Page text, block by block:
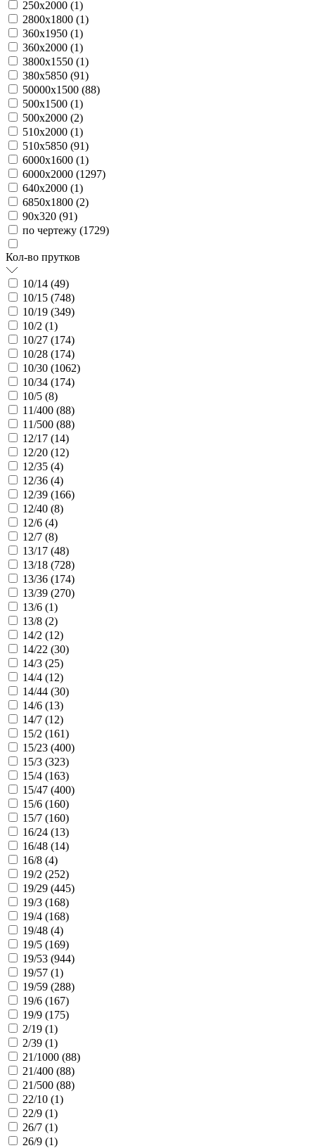
250х2000 (1)
2800х1800 (1)
360х1950 (1)
360х2000 (1)
3800х1550 (1)
380х5850 (91)
50000х1500 (88)
500х1500 (1)
500х2000 (2)
510х2000 (1)
510х5850 (91)
6000х1600 (1)
6000х2000 (1297)
640х2000 (1)
6850х1800 (2)
90х320 (91)
по чертежу (1729)
Кол-во прутков
10/14 (49)
10/15 (748)
10/19 (349)
10/2 (1)
10/27 (174)
10/28 (174)
10/30 (1062)
10/34 (174)
10/5 (8)
11/400 (88)
11/500 (88)
12/17 (14)
12/20 (12)
12/35 (4)
12/36 (4)
12/39 (166)
12/40 (8)
12/6 (4)
12/7 (8)
13/17 (48)
13/18 (728)
13/36 (174)
13/39 (270)
13/6 (1)
13/8 (2)
14/2 (12)
14/22 (30)
14/3 (25)
14/4 (12)
14/44 (30)
14/6 (13)
14/7 (12)
15/2 (161)
15/23 (400)
15/3 (323)
15/4 (163)
15/47 (400)
15/6 (160)
15/7 (160)
16/24 (13)
16/48 (14)
16/8 (4)
19/2 (252)
19/29 (445)
19/3 (168)
19/4 (168)
19/48 (4)
19/5 (169)
19/53 (944)
19/57 (1)
19/59 (288)
19/6 (167)
19/9 (175)
2/19 (1)
2/39 (1)
21/1000 (88)
21/400 (88)
21/500 (88)
22/10 (1)
22/9 (1)
26/7 (1)
26/9 (1)